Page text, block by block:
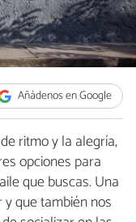
Añádenos en Google
ritmo y la alegría,
opciones para
que buscas. Una
que también nos